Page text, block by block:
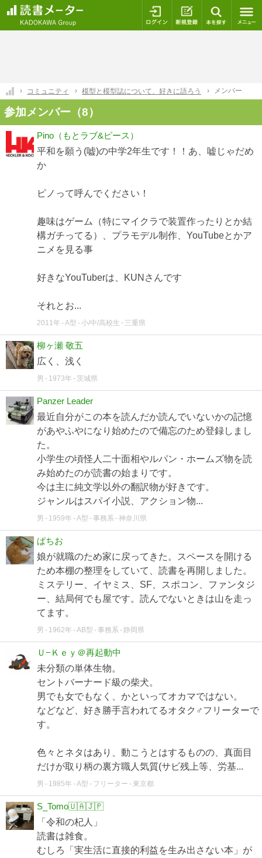
ログイン 新規登録
コミュニティ 模型と模型誌について、好きに語ろう メンバー
参加メンバー（8）
Pino（もとラブ&ピース）
平和を願う(嘘)の中学2年生です！！あ、嘘じゃだめ
か
ピノって呼んでください！
趣味はゲーム（特にマイクラで装置作ったりとか結
構ガチってる）、プラモデル制作、YouTubeとかア
ニメを見る事
好きなYouTuberは、KUNさんです
それとお...
2011年 A型 小/中/高校生 三重県
柳ヶ瀬 敬五
広く、浅く
男 1973年 茨城県
Panzer Leader
最近自分がこの本を読んだか読んでいないかの記憶
があやふやになり始めたので備忘のため登録しまし
た。
小学生の頃怪人二十面相やルパン・ホームズ物を読
み始めたのが読書の始まりです。
今は主に純文学以外の翻訳物が好きです。
ジャンルはスパイ小説、アクション物...
男 1959年 A型 事務系 神奈川県
ぱちお
娘が就職のため家に戻ってきた。スペースを開ける
ため本棚の整理をしていて、読書を再開しました。
ミステリー、イヤミス、SF、スポコン、ファンタジ
ー、結局何でも屋です。読んでないときは山を走っ
てます。
男 1962年 AB型 事務系 静岡県
Ｕ−Ｋｅｙ＠再起動中
未分類の単体生物。
セントバーナード級の柴犬。
男でも女でもなく、かといってオカマではない。
などなど、好き勝手言われてるオタク♂フリーターで
す。
色々とネタはあり、動こうとはするものの、真面目
だけが取り柄の裏方職人気質(サビ残上等、労基...
男 1985年 A型 フリーター 東京都
S_Tomo🇺🇦🇯🇵
「令和の杞人」
読書は雑食。
むしろ「実生活に直接的利益を生み出さない本」が